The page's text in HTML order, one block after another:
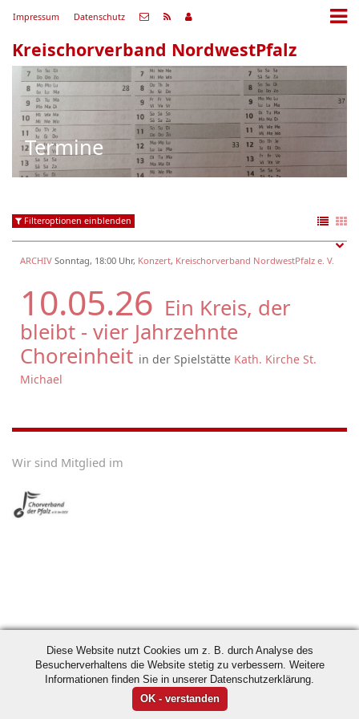
Impressum Datenschutz
Kreischorverband NordwestPfalz
Termine
Filteroptionen einblenden
ARCHIV Sonntag, 18:00 Uhr, Konzert, Kreischorverband NordwestPfalz e. V.
10.05.26 Ein Kreis, der
bleibt - vier Jahrzehnte
Choreinheit in der Spielstätte Kath. Kirche St.
Michael
Wir sind Mitglied im
Diese Website nutzt Cookies um z. B. durch Analyse des
Besucherverhaltens die Website stetig zu verbessern. Weitere
Informationen finden Sie in unserer Datenschutzerklärung.